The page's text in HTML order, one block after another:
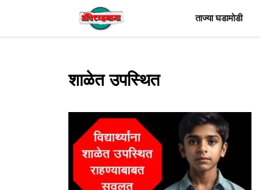
content
ताज्या घडामोडी
शाळेत उपस्थित